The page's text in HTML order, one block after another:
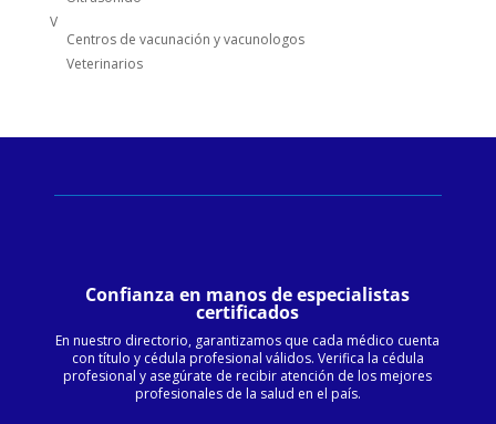
V
Centros de vacunación y vacunologos
Veterinarios
Confianza en manos de especialistas
certificados
En nuestro directorio, garantizamos que cada médico cuenta
con título y cédula profesional válidos. Verifica la cédula
profesional y asegúrate de recibir atención de los mejores
profesionales de la salud en el país.